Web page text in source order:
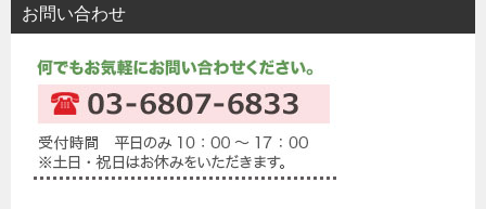
お問い合わせ